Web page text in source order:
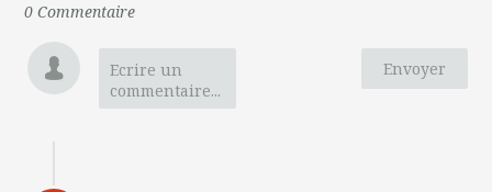
0 Commentaire
Envoyer
Ecrire un
commentaire...